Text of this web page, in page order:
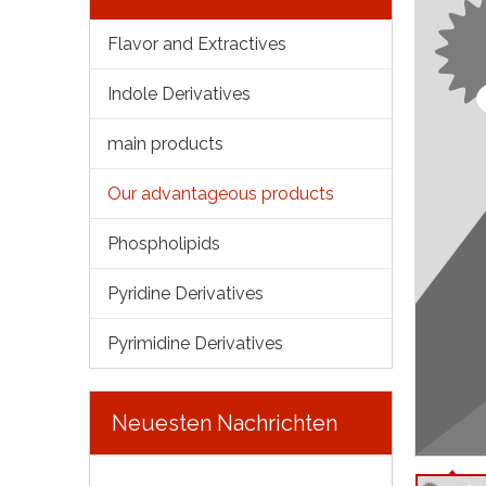
Flavor and Extractives
Indole Derivatives
main products
Our advantageous products
Phospholipids
Pyridine Derivatives
Pyrimidine Derivatives
Neuesten Nachrichten